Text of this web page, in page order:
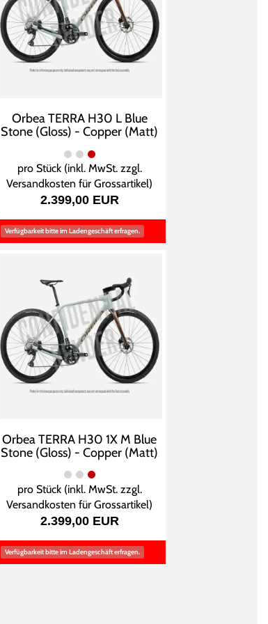
Orbea TERRA H30 L Blue
Stone (Gloss) - Copper (Matt)
pro Stück (inkl. MwSt. zzgl.
Versandkosten für Grossartikel)
2.399,00 EUR
Verfügbarkeit bitte im Ladengeschäft erfragen.
Orbea TERRA H30 1X M Blue
Stone (Gloss) - Copper (Matt)
pro Stück (inkl. MwSt. zzgl.
Versandkosten für Grossartikel)
2.399,00 EUR
Verfügbarkeit bitte im Ladengeschäft erfragen.